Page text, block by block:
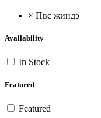
× Пвс жиндэ
Availability
In Stock
Featured
Featured